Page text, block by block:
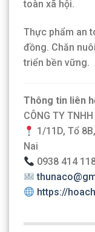
toàn xã hội.
Thực phẩm an
đồng. Chăn
triển bền vững.
Thông tin liên
CÔNG TY
1/11D, Tổ
Nai
0938 414
https://